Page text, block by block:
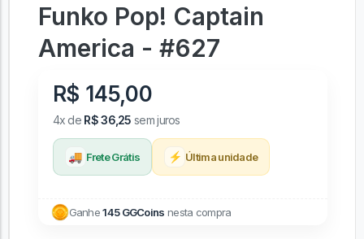
Funko Pop! Captain
America - #627
R$ 145,00
4x de R$ 36,25 sem juros
🚚 Frete Grátis ⚡ Última unidade
Ganhe145 GGCoins nesta compra